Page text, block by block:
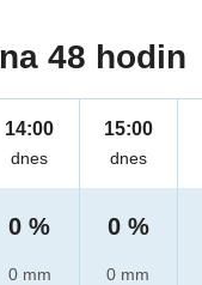
48 hodin
14:00
dnes
0 %
0 mm
15:00
dnes
0 %
0 mm